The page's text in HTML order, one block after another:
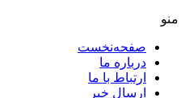
صفحه‌نخست
درباره ما
ارتباط با ما
ارسال خبر